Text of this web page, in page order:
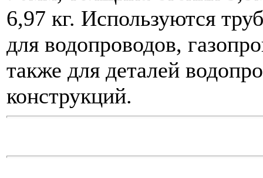
6,97 кг. Используются
для водопроводов,
также для деталей
конструкций.